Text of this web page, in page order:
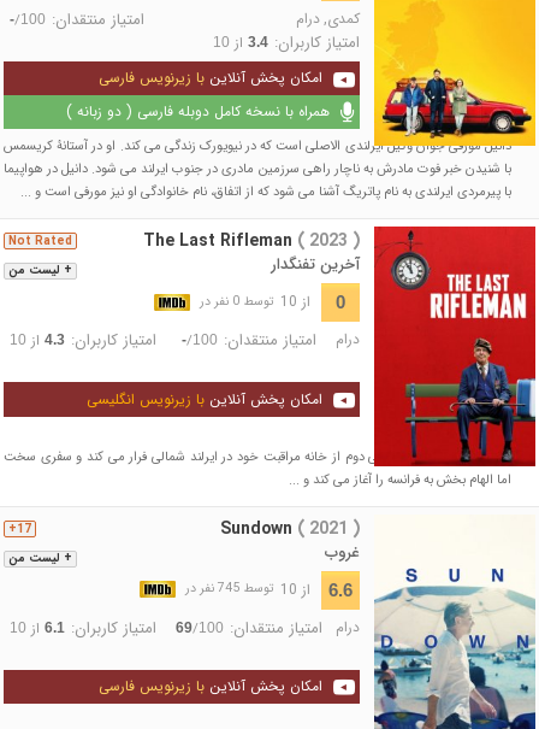
کمدی,درام امتیاز منتقدان: -/100
امتیاز کاربران: 3.4از 10
امکان پخش آنلاین با زیرنویس فارسی
همراه با نسخه کامل دوبله فارسی ( دو زبانه )
دانیل مورفی جوان وکیل ایرلندی الاصلی است که در نیویورک زندگی می کند. او در آستانۀ کریسمس
با شنیدن خبر فوت مادرش به ناچار راهی سرزمین مادری در جنوب ایرلند می شود. دانیل در هواپیما
با پیرمردی ایرلندی به نام پاتریگ آشنا می شود که از اتفاق، نام خانوادگی او نیز مورفی است و ...
+ لیست من
Not Rated The Last Rifleman ( 2023 )
آخرین تفنگدار
0 از 10 توسط 0 نفر در
درام امتیاز منتقدان: -/100 امتیاز کاربران: 4.3از 10
امکان پخش آنلاین با زیرنویس انگلیسی
یک کهنه سرباز جنگ جهانی دوم از خانه مراقبت خود در ایرلند شمالی فرار می کند و سفری سخت
اما الهام بخش به فرانسه را آغاز می کند و ...
+ لیست من
17+ Sundown ( 2021 )
غروب
6.6 از 10 توسط 745 نفر در
درام امتیاز منتقدان: 69/100 امتیاز کاربران: 6.1از 10
امکان پخش آنلاین با زیرنویس فارسی